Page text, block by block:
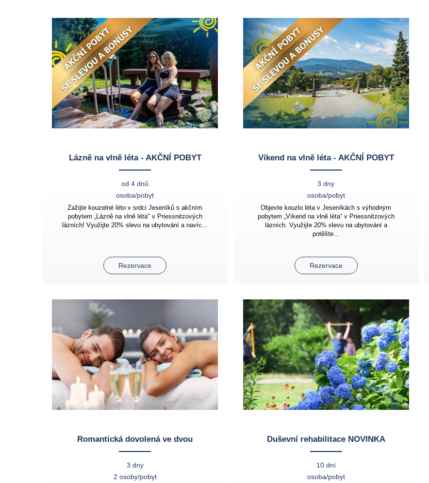
Lázně na vlně léta - AKČNÍ POBYT
od 4 dnů
osoba/pobyt
Zažijte kouzelné léto v srdci Jeseníků s akčním
pobytem „Lázně na vlně léta" v Priessnitzových
lázních! Využijte 20% slevu na ubytování a navíc...
Rezervace
Víkend na vlně léta - AKČNÍ POBYT
3 dny
osoba/pobyt
Objevte kouzlo léta v Jeseníkách s výhodným
pobytem „Víkend na vlně léta“ v Priessnitzových
lázních. Využijte 20% slevu na ubytování a
potěšte...
Rezervace
Romantická dovolená ve dvou
3 dny
2 osoby/pobyt
Duševní rehabilitace NOVINKA
10 dní
osoba/pobyt